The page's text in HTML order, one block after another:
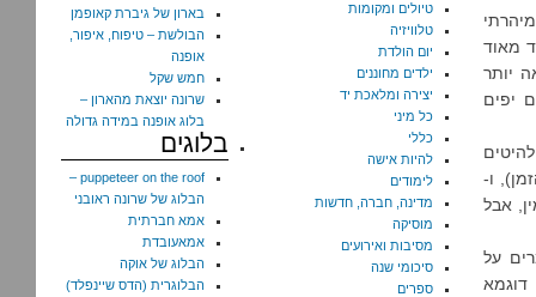
מאוד
יותר
יפים
לי עוד 2 דיסקים: "30 להיטים
ו-
שרציתי להזמין, אבל
על
דוגמא
טיולים ומקומות
טלוויזיה
יום הולדת
ילדים מחוננים
יצירה ומלאכת יד
כל מיני
כללי
להיות אישה
לימודים
מדינה, חברה, חדשות
מוסיקה
מסיבות ואירועים
סיכומי שנה
ספרים
בארון של גיברת קאופמן
הבולשת – טיפוח, איפור,
אופנה
חמש שקל
שרונה יוצאת מהארון –
בלוג אופנה במידה גדולה
בלוגים
puppeteer on the roof –
הבלוג של שרונה ראובני
אמא חברתית
אמאעובדת
הבלוג של אוקה
הבלוגרית (הדס שיינפלד)